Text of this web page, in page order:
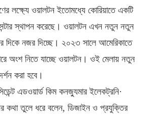
লক্ষ্যে ওয়ালটন ইতোমধ্যে কোরিয়াতে একটি
স্থাপন করেছে। ওয়ালটন এখন নতুন নতুন
দিকে নজর দিচ্ছে। ২০২৩ সালে আমেরিকাতে
অংশ নিতে যাচ্ছে ওয়ালটন। ওই মেলায় নতুন
করা হবে।
এডওয়ার্ড কিম কনজ্যুমার ইলেকট্রনি·
কথা তুলে ধরে বলেন, ডিজাইন ও প্রযুক্তির